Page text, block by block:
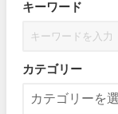
キーワード
カテゴリー